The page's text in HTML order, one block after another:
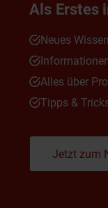
Als Erstes
Neues
Alles über
Tipps &
Jetzt zum